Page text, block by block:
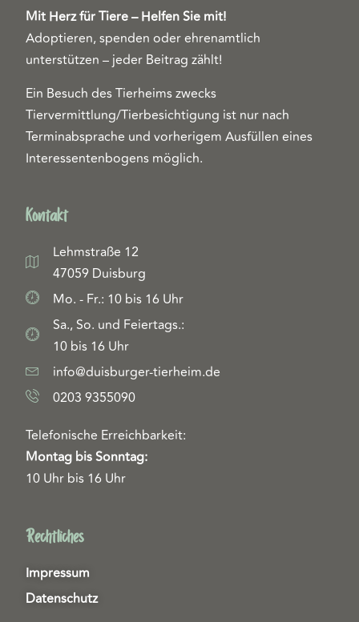
Mit Herz für Tiere – Helfen Sie mit!
Adoptieren, spenden oder ehrenamtlich
unterstützen – jeder Beitrag zählt!
Ein Besuch des Tierheims zwecks
Tiervermittlung/Tierbesichtigung ist nur nach
Terminabsprache und vorherigem Ausfüllen eines
Interessentenbogens möglich.
Kontakt
Lehmstraße 12
47059 Duisburg
Mo. - Fr.: 10 bis 16 Uhr
Sa., So. und Feiertags.:
10 bis 16 Uhr
info@duisburger-tierheim.de
0203 9355090
Telefonische Erreichbarkeit:
Montag bis Sonntag:
10 Uhr bis 16 Uhr
Rechtliches
Impressum
Datenschutz